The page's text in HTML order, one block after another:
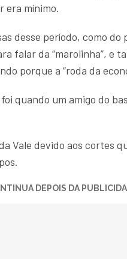
era mínimo.
desse período, como
falar da “marolinha”, e
porque a “roda da
quando um amigo do
Vale devido aos cortes
DEPOIS DA